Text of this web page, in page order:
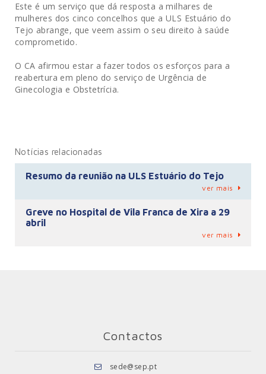
Este é um serviço que dá resposta a milhares de
mulheres dos cinco concelhos que a ULS Estuário do
Tejo abrange, que veem assim o seu direito à saúde
comprometido.
O CA afirmou estar a fazer todos os esforços para a
reabertura em pleno do serviço de Urgência de
Ginecologia e Obstetrícia.
Notícias relacionadas
Resumo da reunião na ULS Estuário do Tejo
ver mais
Greve no Hospital de Vila Franca de Xira a 29
abril
ver mais
Contactos
sede@sep.pt